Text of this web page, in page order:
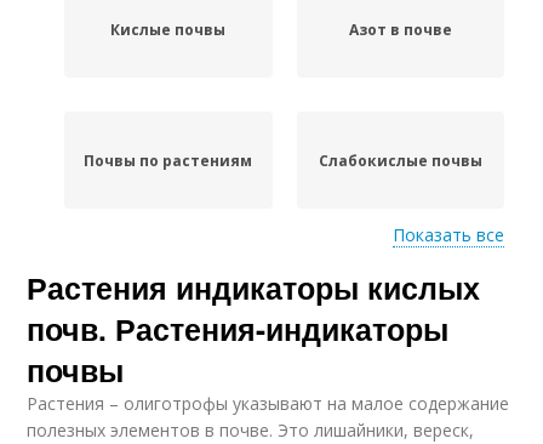
Кислые почвы Азот в почве
Почвы по растениям Слабокислые почвы
Почвы с помощью
Показать все
Растения индикаторы кислых
почв. Растения-индикаторы
почвы
Растения – олиготрофы указывают на малое содержание
полезных элементов в почве. Это лишайники, вереск,